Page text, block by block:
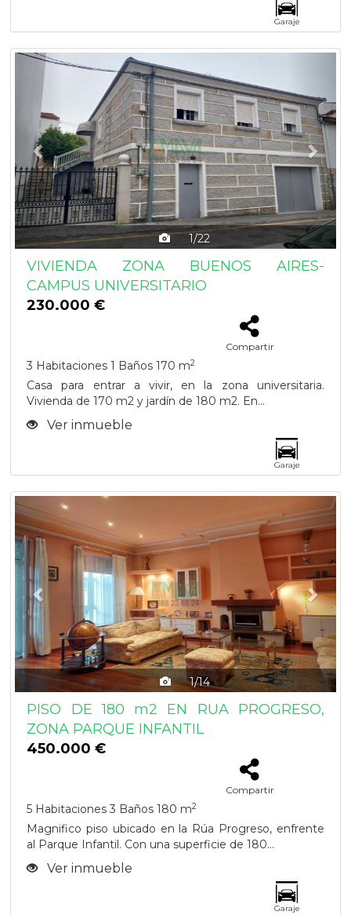
Garaje
1/22
Previous
VIVIENDA ZONA BUENOS AIRES-
CAMPUS UNIVERSITARIO
230.000 €
Compartir
3 Habitaciones 1 Baños 170 m2
Casa para entrar a vivir, en la zona universitaria.
Vivienda de 170 m2 y jardín de 180 m2. En...
Ver inmueble
Garaje
1/14
Previous Next
PISO DE 180 m2 EN RUA PROGRESO,
ZONA PARQUE INFANTIL
450.000 €
Compartir
5 Habitaciones 3 Baños 180 m2
Magnifico piso ubicado en la Rúa Progreso, enfrente
al Parque Infantil. Con una superficie de 180...
Ver inmueble
Garaje